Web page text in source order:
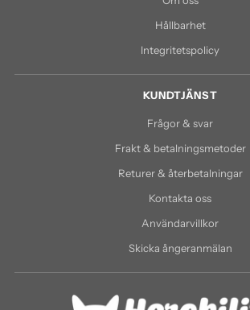
Hållbarhet
Integritetspolicy
KUNDTJÄNST
Frågor & svar
Frakt & betalningsmetoder
Returer & återbetalningar
Kontakta oss
Användarvillkor
Skicka ångeranmälan